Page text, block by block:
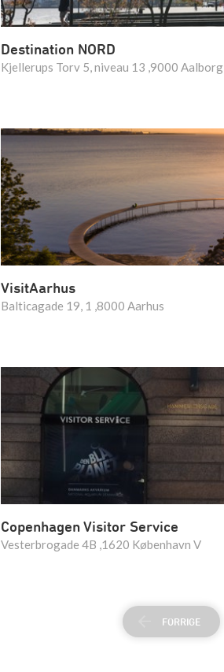
Destination NORD
Kjellerups Torv 5, niveau 13 ,9000 Aalborg
VisitAarhus
Balticagade 19, 1 ,8000 Aarhus
Copenhagen Visitor Service
Vesterbrogade 4B ,1620 København V
FORRIGE